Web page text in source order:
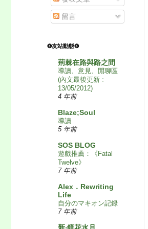
留言
❂友站動態❂
荊棘在路與路之間
導讀、意見、閒聊區
(內文最後更新﹕
13/05/2012)
4 年前
Blaze;Soul
導讀
5 年前
SOS BLOG
遊戲推薦：《Fatal
Twelve》
7 年前
Alex．Rewriting
Life
自分のマキオン記録
7 年前